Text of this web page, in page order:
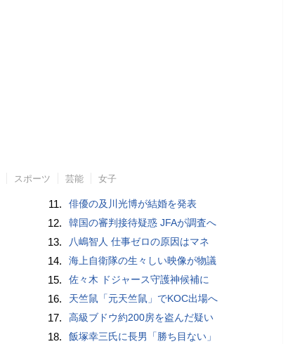
スポーツ 芸能 女子
11. 俳優の及川光博が結婚を発表
12. 韓国の審判接待疑惑 JFAが調査へ
13. 八嶋智人 仕事ゼロの原因はマネ
14. 海上自衛隊の生々しい映像が物議
15. 佐々木 ドジャース守護神候補に
16. 天竺鼠「元天竺鼠」でKOC出場へ
17. 高級ブドウ約200房を盗んだ疑い
18. 飯塚幸三氏に長男「勝ち目ない」